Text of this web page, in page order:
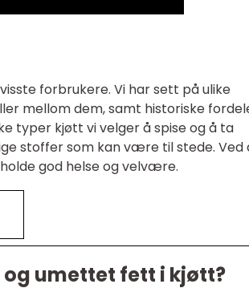
forbrukere. Vi har sett på ulike
mellom dem, samt historiske
typer kjøtt vi velger å spise og å ta
stoffer som kan være til stede. Ved
god helse og velvære.
umettet fett i kjøtt?